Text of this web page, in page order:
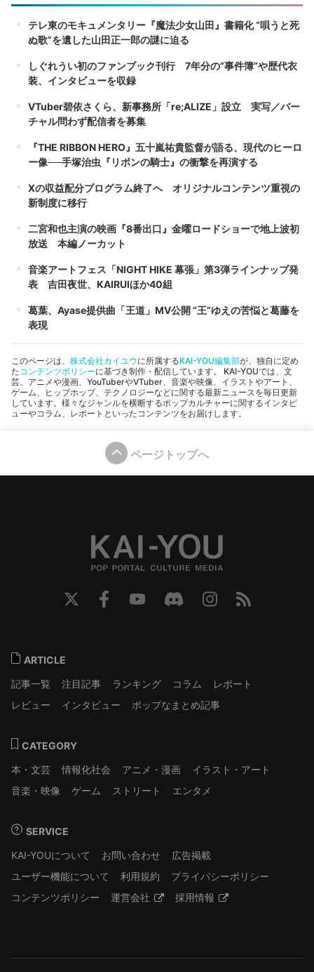
テレ東のモキュメンタリー『魔法少女山田』書籍化 “唄うと死
ぬ歌”を遺した山田正一郎の謎に迫る
しぐれうい初のファンブック刊行 7年分の“事件簿”や歴代衣
装、インタビューを収録
VTuber碧依さくら、新事務所「re;ALIZE」設立 実写／バー
チャル問わず配信者を募集
『THE RIBBON HERO』五十嵐祐貴監督が語る、現代のヒーロ
ー像──手塚治虫『リボンの騎士』の衝撃を再演する
Xの収益配分プログラム終了へ オリジナルコンテンツ重視の
新制度に移行
二宮和也主演の映画『8番出口』金曜ロードショーで地上波初
放送 本編ノーカット
音楽アートフェス「NIGHT HIKE 幕張」第3弾ラインナップ発
表 吉田夜世、KAIRUIほか40組
葛葉、Ayase提供曲「王道」MV公開 “王”ゆえの苦悩と葛藤を
表現
このページは、 株式会社カイユウに所属するKAI-YOU編集部が、独自に定め
た コンテンツポリシーに基づき制作・配信しています。 KAI-YOUでは、文
芸、アニメや漫画、YouTuberやVTuber、音楽や映像、イラストやアート、
ゲーム、ヒップホップ、テクノロジーなどに関する最新ニュースを毎日更新
しています。様々なジャンルを横断するポップカルチャーに関するインタビ
ューやコラム、レポートといったコンテンツをお届けします。
ページトップへ
ARTICLE
記事一覧
注目記事 ランキング コラム
レポート
レビュー
インタビュー ポップなまとめ記事
CATEGORY
本・文芸
情報化社会 アニメ・漫画
イラスト・アート
音楽・映像
ゲーム ストリート エンタメ
SERVICE
KAI-YOUについて
お問い合わせ
広告掲載
ユーザー機能について
利用規約
プライバシーポリシー
コンテンツポリシー
運営会社 採用情報